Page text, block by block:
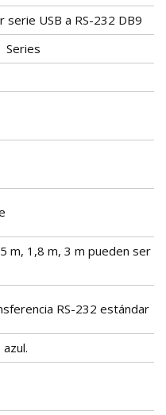
serie USB a RS-232 DB9
Series
m, 1,8 m, 3 m pueden ser
RS-232 estándar